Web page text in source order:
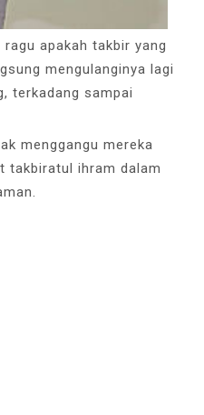
apakah takbir yang
mengulanginya lagi
terkadang sampai
menggangu mereka
takbiratul ihram dalam